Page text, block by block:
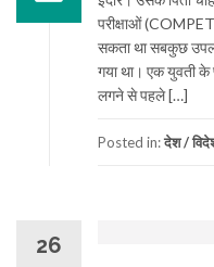
परीक्षाओं
सकता था सबकुछ
गया था। एक युवती के
लगने से पहले […]
Posted in:देश /
26